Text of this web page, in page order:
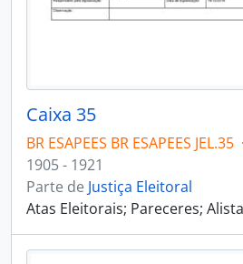
Caixa 35
BR ESAPEES BR ESAPEES JEL.35 ·
1905 - 1921
Parte de Justiça Eleitoral
Atas Eleitorais; Pareceres;